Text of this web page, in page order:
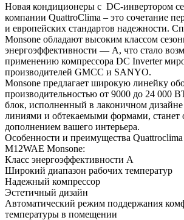
Новая кондиционеры с DC-инвертором
компании QuattroClima – это сочетание
и европейских стандартов надежности.
Monsone обладают высоким классом
энергоэффективности — A, что стало
применению компрессора DC Inverter
производителей GMCC и SANYO.
Monsone предлагает широкую линейку
производительностью от 9000 до 24 000
блок, исполненный в лаконичном
линиями и обтекаемыми формами, станет
дополнением вашего интерьера.
Особенности и преимущества
M12WAE Monsone:
Класс энергоэффективности А
Широкий диапазон рабочих температур
Надежный компрессор
Эстетичный дизайн
Автоматический режим поддержания
температуры в помещении